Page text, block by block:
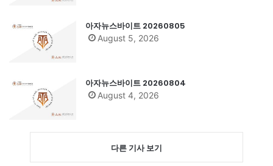
아자뉴스바이트 20260805
August 5, 2026
아자뉴스바이트 20260804
August 4, 2026
다른 기사 보기